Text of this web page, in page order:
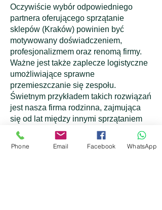
​Oczywiście wybór odpowiedniego
partnera oferującego sprzątanie
sklepów (Kraków) powinien być
motywowany doświadczeniem,
profesjonalizmem oraz renomą firmy.
Ważne jest także zaplecze logistyczne
umożliwiające sprawne
przemieszczanie się zespołu.
Świetnym przykładem takich rozwiązań
jest nasza firma rodzinna, zajmująca
się od lat między innymi sprzątaniem
sklepów na terenie Krakowa i okolic,
kierująca swoją ofertę zarówno do
Phone Email Facebook WhatsApp